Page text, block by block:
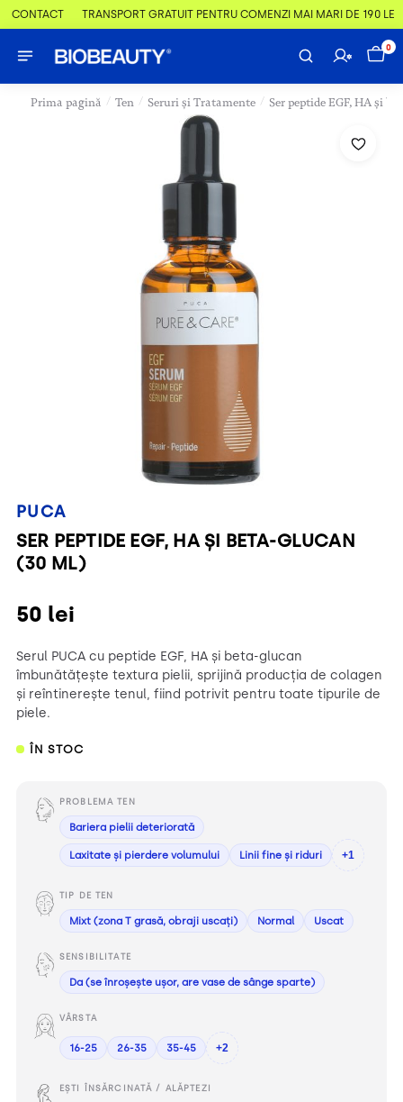
CONTACT TRANSPORT GRATUIT PENTRU COMENZI MAI MARI DE 190 LEI
0
Prima pagină / Ten / Seruri și Tratamente / Ser peptide EGF, HA și
PUCA
SER PEPTIDE EGF, HA ȘI BETA-GLUCAN
(30 ML)
50 lei
Serul PUCA cu peptide EGF, HA și beta-glucan
îmbunătățește textura pielii, sprijină producția de colagen
și reîntinerește tenul, fiind potrivit pentru toate tipurile de
piele.
ÎN STOC
PROBLEMA TEN
Bariera pielii deteriorată
Laxitate și pierdere volumului Linii fine și riduri +1
TIP DE TEN
Mixt (zona T grasă, obraji uscați) Normal Uscat
SENSIBILITATE
Da (se înroșește ușor, are vase de sânge sparte)
VÂRSTA
16-25 26-35 35-45 +2
EȘTI ÎNSĂRCINATĂ / ALĂPTEZI